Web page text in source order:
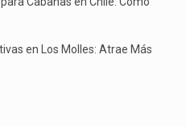
en Los Molles: Atrae Más